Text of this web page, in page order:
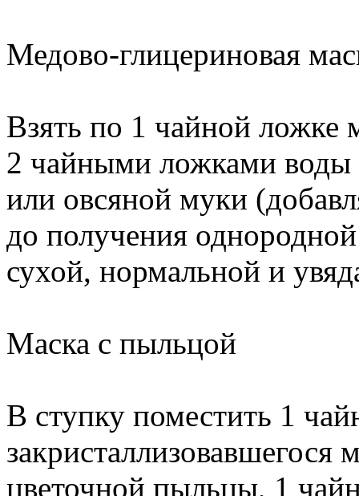
Медово-глицериновая
Взять по 1 чайной ложке
2 чайными ложками
или овсяной муки
до получения
сухой, нормальной и
Маска с пыльцой
В ступку поместить 1
цветочной пыльцы, 1